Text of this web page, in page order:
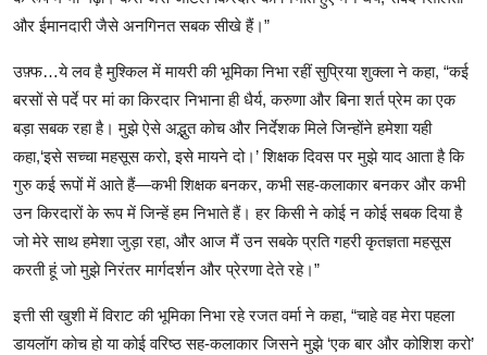
और ईमानदारी जैसे अनगिनत सबक सीखे हैं।”
उफ़्फ…ये लव है मुश्किल में मायरी की भूमिका निभा रहीं सुप्रिया शुक्ला ने कहा, “कई
बरसों से पर्दे पर मां का किरदार निभाना ही धैर्य, करुणा और बिना शर्त प्रेम का एक
बड़ा सबक रहा है। मुझे ऐसे अद्भुत कोच और निर्देशक मिले जिन्होंने हमेशा यही
कहा,‘इसे सच्चा महसूस करो, इसे मायने दो।’ शिक्षक दिवस पर मुझे याद आता है कि
गुरु कई रूपों में आते हैं—कभी शिक्षक बनकर, कभी सह-कलाकार बनकर और कभी
उन किरदारों के रूप में जिन्हें हम निभाते हैं। हर किसी ने कोई न कोई सबक दिया है
जो मेरे साथ हमेशा जुड़ा रहा, और आज मैं उन सबके प्रति गहरी कृतज्ञता महसूस
करती हूं जो मुझे निरंतर मार्गदर्शन और प्रेरणा देते रहे।”
इत्ती सी खुशी में विराट की भूमिका निभा रहे रजत वर्मा ने कहा, “चाहे वह मेरा पहला
डायलॉग कोच हो या कोई वरिष्ठ सह-कलाकार जिसने मुझे ‘एक बार और कोशिश करो’